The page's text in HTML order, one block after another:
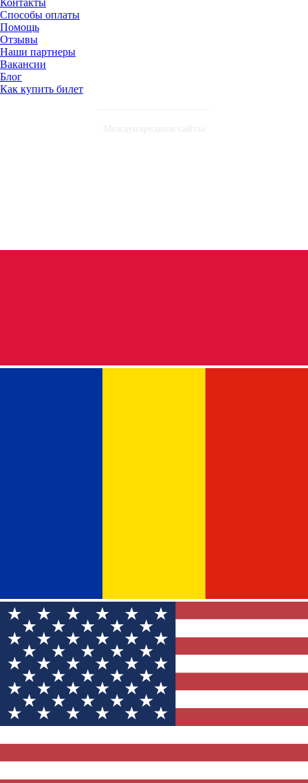
Способы оплаты
Помощь
Отзывы
Наши партнеры
Вакансии
Блог
Как купить билет